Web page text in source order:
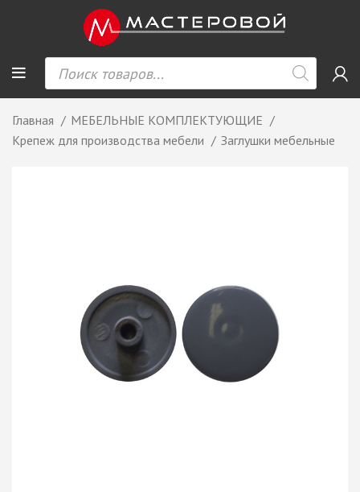
Главная
МЕБЕЛЬНЫЕ КОМПЛЕКТУЮЩИЕ
Крепеж для производства мебели
Заглушки мебельные